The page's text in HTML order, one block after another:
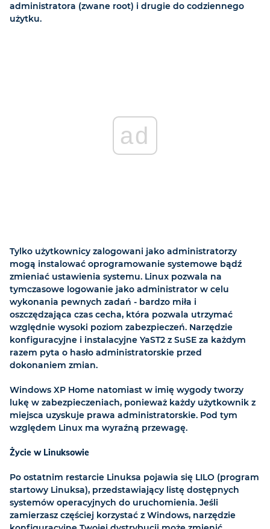
administratora (zwane root) i drugie do codziennego
użytku.
ad
Tylko użytkownicy zalogowani jako administratorzy
mogą instalować oprogramowanie systemowe bądź
zmieniać ustawienia systemu. Linux pozwala na
tymczasowe logowanie jako administrator w celu
wykonania pewnych zadań - bardzo miła i
oszczędzająca czas cecha, która pozwala utrzymać
względnie wysoki poziom zabezpieczeń. Narzędzie
konfiguracyjne i instalacyjne YaST2 z SuSE za każdym
razem pyta o hasło administratorskie przed
dokonaniem zmian.
Windows XP Home natomiast w imię wygody tworzy
lukę w zabezpieczeniach, ponieważ każdy użytkownik z
miejsca uzyskuje prawa administratorskie. Pod tym
względem Linux ma wyraźną przewagę.
Życie w Linuksowie
Po ostatnim restarcie Linuksa pojawia się LILO (program
startowy Linuksa), przedstawiający listę dostępnych
systemów operacyjnych do uruchomienia. Jeśli
zamierzasz częściej korzystać z Windows, narzędzie